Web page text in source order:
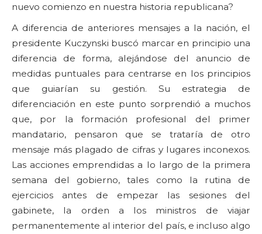
nuevo comienzo en nuestra historia republicana?
A diferencia de anteriores mensajes a la nación, el
presidente Kuczynski buscó marcar en principio una
diferencia de forma, alejándose del anuncio de
medidas puntuales para centrarse en los principios
que guiarían su gestión. Su estrategia de
diferenciación en este punto sorprendió a muchos
que, por la formación profesional del primer
mandatario, pensaron que se trataría de otro
mensaje más plagado de cifras y lugares inconexos.
Las acciones emprendidas a lo largo de la primera
semana del gobierno, tales como la rutina de
ejercicios antes de empezar las sesiones del
gabinete, la orden a los ministros de viajar
permanentemente al interior del país, e incluso algo